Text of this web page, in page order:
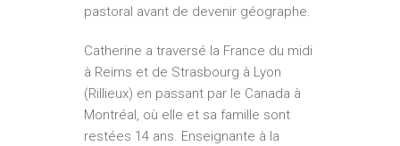
pastoral avant de devenir géographe.
Catherine a traversé la France du midi
à Reims et de Strasbourg à Lyon
(Rillieux) en passant par le Canada à
Montréal, où elle et sa famille sont
restées 14 ans. Enseignante à la